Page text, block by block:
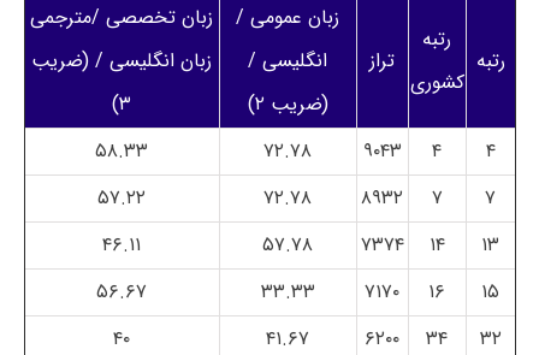
رتبه
رتبه
کشوری
تراز
زبان عمومی /
انگلیسی /
(ضریب ۲)
زبان تخصصی /مترجمی
زبان انگلیسی / (ضریب
۳)
۴
۴ ۹۰۴۳ ۷۲.۷۸
۵۸.۳۳
۷
۷ ۸۹۳۲ ۷۲.۷۸
۵۷.۲۲
۱۳
۱۴ ۷۳۷۴ ۵۷.۷۸
۴۶.۱۱
۱۵
۱۶ ۷۱۷۰ ۳۳.۳۳
۵۶.۶۷
۳۲
۳۴ ۶۲۰۰ ۴۱.۶۷
۴۰